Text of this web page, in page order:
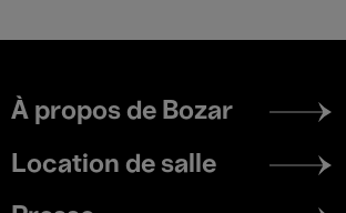
Footer
menu
À propos de Bozar
Location de salle